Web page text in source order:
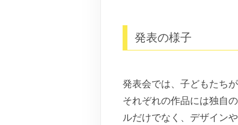
発表の様子
発表会では、子どもたち
それぞれの作品には独自
ルだけでなく、デザイン